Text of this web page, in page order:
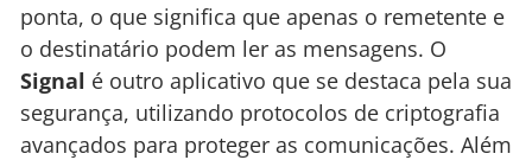
ponta, o que significa que apenas o remetente e
o destinatário podem ler as mensagens. O
Signal é outro aplicativo que se destaca pela sua
segurança, utilizando protocolos de criptografia
avançados para proteger as comunicações. Além